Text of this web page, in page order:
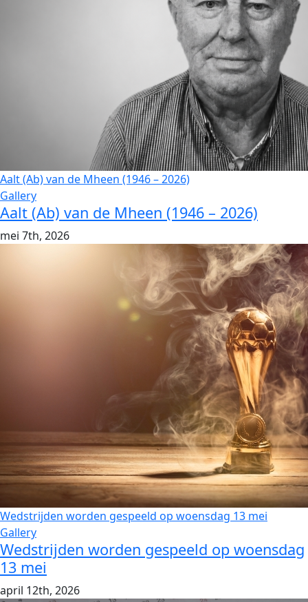
Aalt (Ab) van de Mheen (1946 – 2026)
Gallery
Aalt (Ab) van de Mheen (1946 – 2026)
mei 7th, 2026
Wedstrijden worden gespeeld op woensdag 13 mei
Gallery
Wedstrijden worden gespeeld op woensdag
13 mei
april 12th, 2026